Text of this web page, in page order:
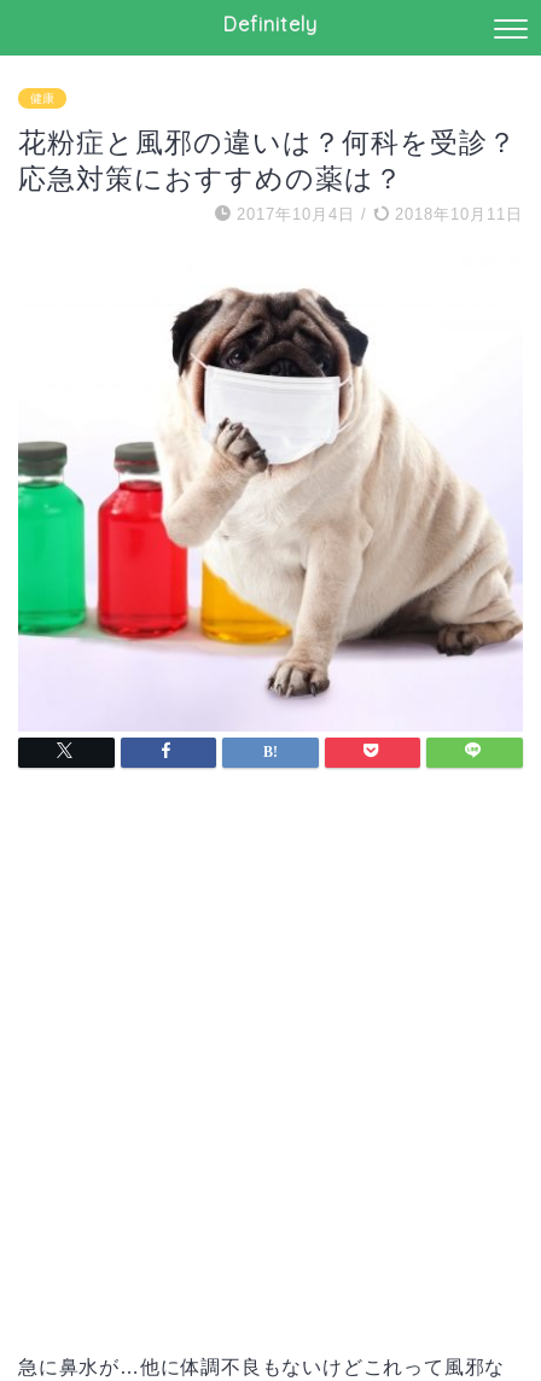
Definitely
健康
花粉症と風邪の違いは？何科を受診？
応急対策におすすめの薬は？
2017年10月4日 / 2018年10月11日
急に鼻水が…他に体調不良もないけどこれって風邪な